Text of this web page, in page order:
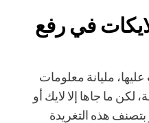
في رفع
مليانة معلومات
لكن ما جاها إلا لايك أو
بتصنف هذه التغريدة